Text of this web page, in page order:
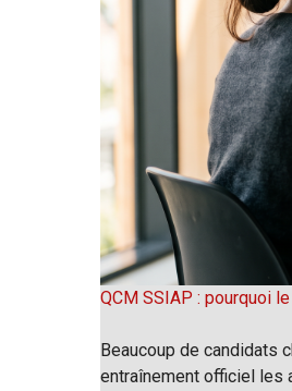
QCM SSIAP : pourquoi
Beaucoup de candidats
entraînement officiel les